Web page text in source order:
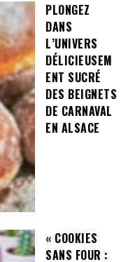
PLONGEZ
DANS
L’UNIVERS
DÉLICIEUSEM
ENT SUCRÉ
DES BEIGNETS
DE CARNAVAL
EN ALSACE
« COOKIES
SANS FOUR :